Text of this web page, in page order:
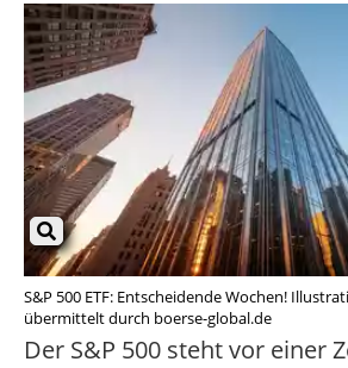
S&P 500 ETF: Entscheidende Wochen!
übermittelt durch boerse-global.de
Der S&P 500 steht vor einer